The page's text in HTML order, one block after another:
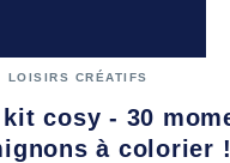
LOISIRS CRÉATIFS
cosy - 30
à colorier !